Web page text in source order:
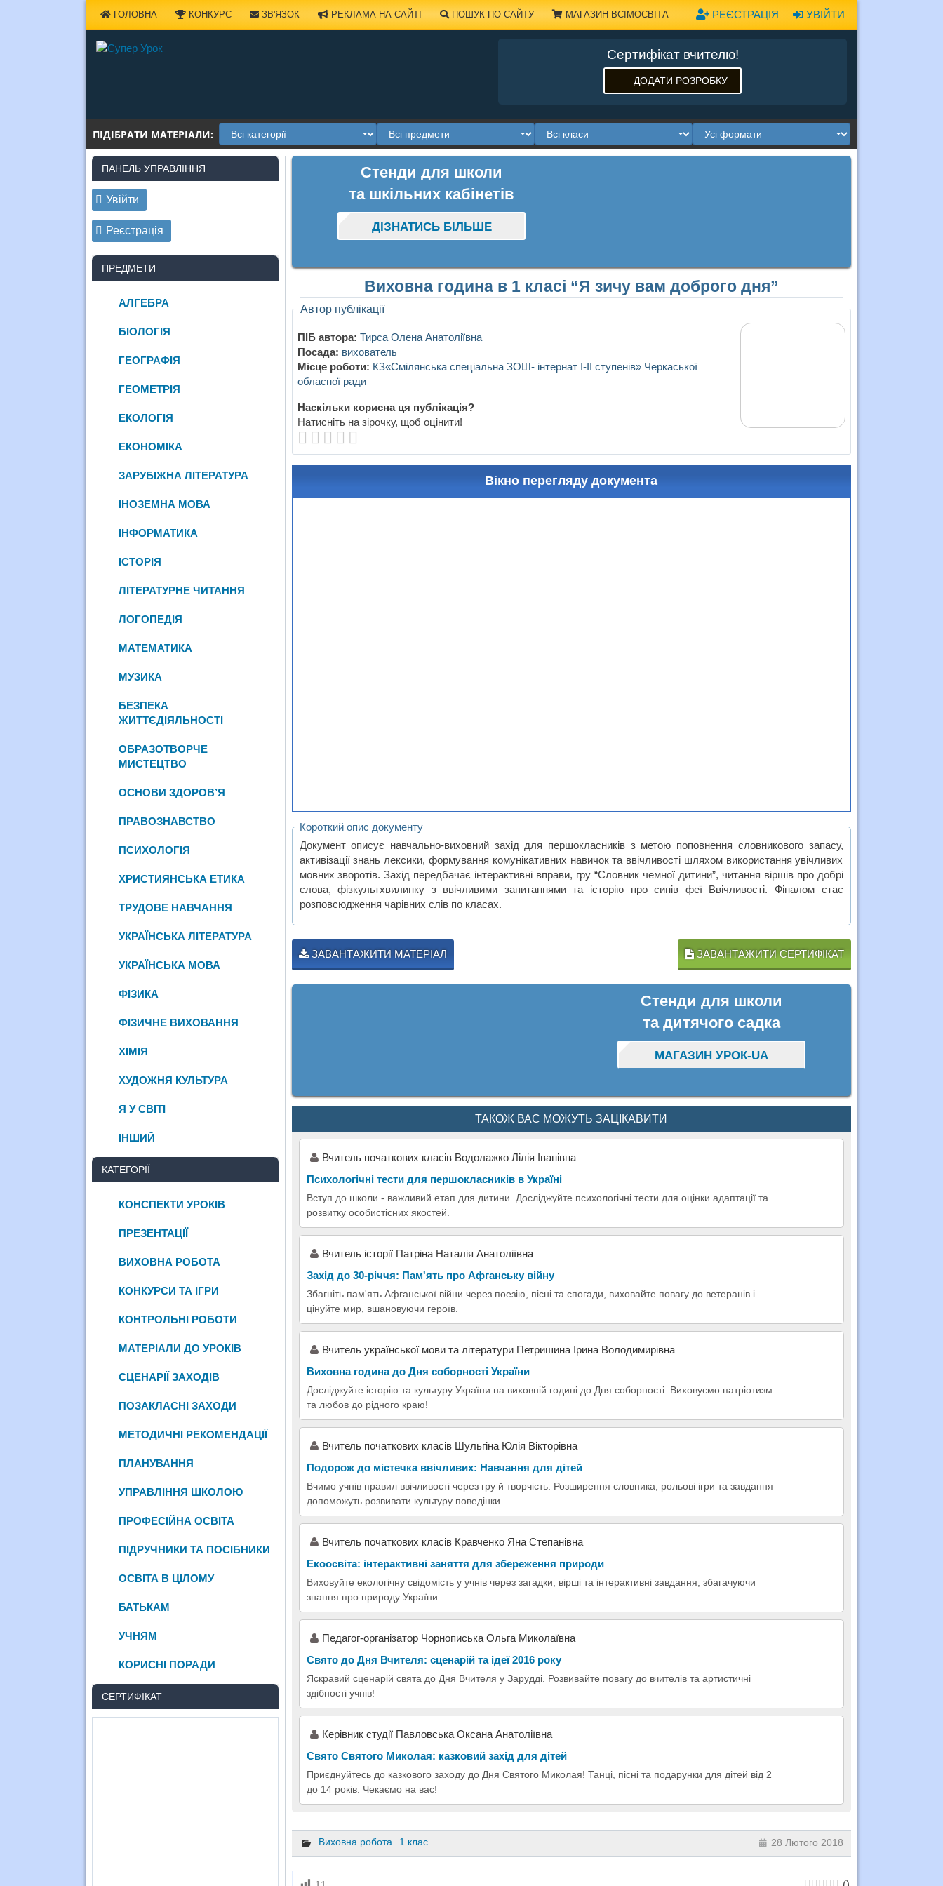
УВІЙТИ
РЕЄСТРАЦІЯ
ГОЛОВНА КОНКУРС ЗВ'ЯЗОК РЕКЛАМА НА САЙТІ ПОШУК ПО САЙТУ МАГАЗИН ВСІМОСВІТА
Сертифікат вчителю!
ДОДАТИ РОЗРОБКУ
ПІДІБРАТИ МАТЕРІАЛИ:
Стенди для школи
та шкільних кабінетів
ДІЗНАТИСЬ БІЛЬШЕ
Виховна година в 1 класі “Я зичу вам доброго дня”
Автор публікації
ПІБ автора: Тирса Олена Анатоліївна
Посада: вихователь
Місце роботи: КЗ«Смілянська спеціальна ЗОШ- інтернат І-ІІ ступенів» Черкаської
обласної ради
Наскільки корисна ця публікація?
Натисніть на зірочку, щоб оцінити!
Вікно перегляду документа
Короткий опис документу
Документ описує навчально-виховний захід для першокласників з метою поповнення словникового запасу,
активізації знань лексики, формування комунікативних навичок та ввічливості шляхом використання увічливих
мовних зворотів. Захід передбачає інтерактивні вправи, гру “Словник чемної дитини”, читання віршів про добрі
слова, фізкультхвилинку з ввічливими запитаннями та історію про синів феї Ввічливості. Фіналом стає
розповсюдження чарівних слів по класах.
ЗАВАНТАЖИТИ МАТЕРІАЛ ЗАВАНТАЖИТИ СЕРТИФІКАТ
Стенди для школи
та дитячого садка
МАГАЗИН УРОК-UA
ТАКОЖ ВАС МОЖУТЬ ЗАЦІКАВИТИ
Вчитель початкових класів Водолажко Лілія Іванівна
Психологічні тести для першокласників в Україні
Вступ до школи - важливий етап для дитини. Досліджуйте психологічні тести для оцінки адаптації та
розвитку особистісних якостей.
Вчитель історії Патріна Наталія Анатоліївна
Захід до 30-річчя: Пам'ять про Афганську війну
Збагніть пам'ять Афганської війни через поезію, пісні та спогади, виховайте повагу до ветеранів і
цінуйте мир, вшановуючи героїв.
Вчитель украïнськоï мови та лiтератури Петришина Iрина Володимирiвна
Виховна година до Дня соборності України
Досліджуйте історію та культуру України на виховній годині до Дня соборності. Виховуємо патріотизм
та любов до рідного краю!
Вчитель початкових класів Шульгіна Юлія Вікторівна
Подорож до містечка ввічливих: Навчання для дітей
Вчимо учнів правил ввічливості через гру й творчість. Розширення словника, рольові ігри та завдання
допоможуть розвивати культуру поведінки.
Вчитель початкових класів Кравченко Яна Степанівна
Екоосвіта: інтерактивні заняття для збереження природи
Виховуйте екологічну свідомість у учнів через загадки, вірші та інтерактивні завдання, збагачуючи
знання про природу України.
Педагог-організатор Чорнописька Ольга Миколаївна
Свято до Дня Вчителя: сценарій та ідеї 2016 року
Яскравий сценарій свята до Дня Вчителя у Зарудді. Розвивайте повагу до вчителів та артистичні
здібності учнів!
Керівник студії Павловська Оксана Анатоліївна
Свято Святого Миколая: казковий захід для дітей
Приєднуйтесь до казкового заходу до Дня Святого Миколая! Танці, пісні та подарунки для дітей від 2
до 14 років. Чекаємо на вас!
Виховна робота 1 клас 28 Лютого 2018
ПАНЕЛЬ УПРАВЛІННЯ
Увійти
Реєстрація
ПРЕДМЕТИ
АЛГЕБРА
БІОЛОГІЯ
ГЕОГРАФІЯ
ГЕОМЕТРІЯ
ЕКОЛОГІЯ
ЕКОНОМІКА
ЗАРУБІЖНА ЛІТЕРАТУРА
ІНОЗЕМНА МОВА
ІНФОРМАТИКА
ІСТОРІЯ
ЛІТЕРАТУРНЕ ЧИТАННЯ
ЛОГОПЕДІЯ
МАТЕМАТИКА
МУЗИКА
БЕЗПЕКА
ЖИТТЄДІЯЛЬНОСТІ
ОБРАЗОТВОРЧЕ
МИСТЕЦТВО
ОСНОВИ ЗДОРОВ’Я
ПРАВОЗНАВСТВО
ПСИХОЛОГІЯ
ХРИСТИЯНСЬКА ЕТИКА
ТРУДОВЕ НАВЧАННЯ
УКРАЇНСЬКА ЛІТЕРАТУРА
УКРАЇНСЬКА МОВА
ФІЗИКА
ФІЗИЧНЕ ВИХОВАННЯ
ХІМІЯ
ХУДОЖНЯ КУЛЬТУРА
Я У СВІТІ
ІНШИЙ
КАТЕГОРІЇ
КОНСПЕКТИ УРОКІВ
ПРЕЗЕНТАЦІЇ
ВИХОВНА РОБОТА
КОНКУРСИ ТА ІГРИ
КОНТРОЛЬНІ РОБОТИ
МАТЕРІАЛИ ДО УРОКІВ
СЦЕНАРІЇ ЗАХОДІВ
ПОЗАКЛАСНІ ЗАХОДИ
МЕТОДИЧНІ РЕКОМЕНДАЦІЇ
ПЛАНУВАННЯ
УПРАВЛІННЯ ШКОЛОЮ
ПРОФЕСІЙНА ОСВІТА
ПІДРУЧНИКИ ТА ПОСІБНИКИ
ОСВІТА В ЦІЛОМУ
БАТЬКАМ
УЧНЯМ
КОРИСНІ ПОРАДИ
СЕРТИФІКАТ